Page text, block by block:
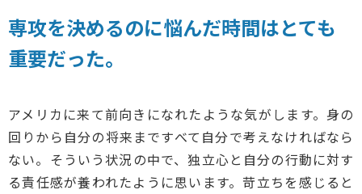
専攻を決めるのに悩んだ時間はとても
重要だった。
アメリカに来て前向きになれたような気がします。身の
回りから自分の将来まですべて自分で考えなければなら
ない。そういう状況の中で、独立心と自分の行動に対す
る責任感が養われたように思います。苛立ちを感じると